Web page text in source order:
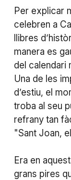
Per explicar
celebren a
llibres
manera es
del calendari
Una de les
d’estiu, el
troba al seu
refrany tan
"Sant Joan,
Era en
grans pires